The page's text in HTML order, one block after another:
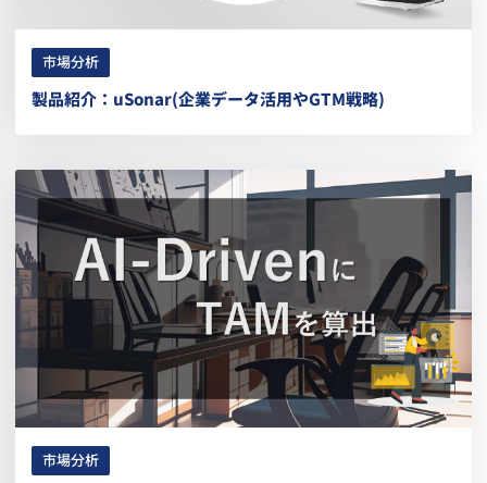
市場分析
製品紹介：uSonar(企業データ活用やGTM戦略)
市場分析